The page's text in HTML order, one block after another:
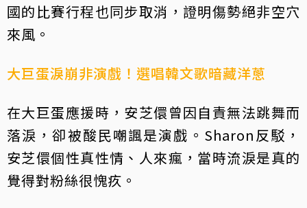
國的比賽行程也同步取消，證明傷勢絕非空穴
來風。
大巨蛋淚崩非演戲！選唱韓文歌暗藏洋蔥
在大巨蛋應援時，安芝儇曾因自責無法跳舞而
落淚，卻被酸民嘲諷是演戲。Sharon反駁，
安芝儇個性真性情、人來瘋，當時流淚是真的
覺得對粉絲很愧疚。